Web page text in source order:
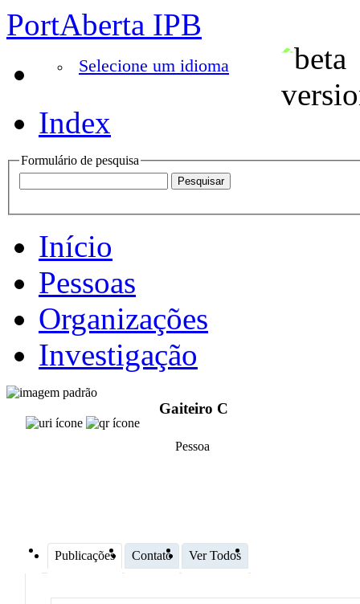
PortAberta IPB
Selecione um idioma
Index
Formulário de pesquisa
Início
Pessoas
Organizações
Investigação
Gaiteiro C
Pessoa
Publicações Contato Ver Todos